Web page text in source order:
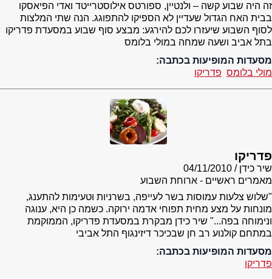
זה היה שבוע קשה – ולנטיין, ספורטס אילוסטרייטד ואדי הפיאסקו
בבית האח הגדול שעדיין לא הספיקו להתפוגג. הנה שתי המלצות
לסוף השבוע שיעזרו לכם להירגע: מבצע סוף שבוע במסעדת פדריקו
בתל אביב ושעה שמחה במולי בלומס
מסעדות המופיעות בכתבה:
מולי בלומס פדריקו
פדריקו
שיר כידן
04/11/2010
מאמרים ראשיים - ארוחת השבוע
"שלוש צלעות עמוסות בשר לעייפה, בשרניות וטעימות להתענג,
מונחות על מצע מחית תפוחי אדמה ירוקה. כשמה כן היא, ענוגה
ונימוחה בפה..." שיר כידן מבקרת במסעדת פדריקו, הממוקמת
במתחם קולנוע רב חן שבכיכר דיזינגוף התל אביבי
מסעדות המופיעות בכתבה:
פדריקו